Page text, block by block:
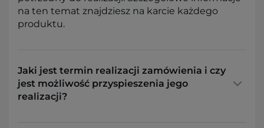
na ten temat znajdziesz na karcie każdego
produktu.
Jaki jest termin realizacji zamówienia i czy
jest możliwość przyspieszenia jego
realizacji?